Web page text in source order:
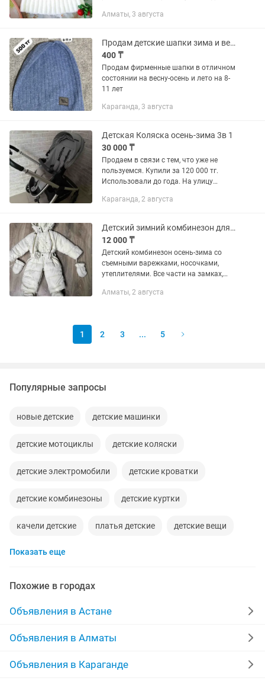
Состояние - идеальное Не ношено
Алматы, 3 августа
Продам детские шапки зима и весна-осень
400 ₸
Продам фирменные шапки в отличном
состоянии на весну-осень и лето на 8-
11 лет
Караганда, 3 августа
Детская Коляска осень-зима 3в 1
30 000 ₸
Продаем в связи с тем, что уже не
пользуемся. Купили за 120 000 тг.
Использовали до года. На улицу
коляски супер. В комплекте имеются
Караганда, 2 августа
Детский зимний комбинезон для девочки
12 000 ₸
Детский комбинезон осень-зима со
съемными варежками, носочками,
утеплителями. Все части на замках,
Алматы, 2 августа
1 2 3 ... 5
Популярные запросы
новые детские детские машинки
детские мотоциклы детские коляски
детские электромобили детские кроватки
детские комбинезоны детские куртки
качели детские платья детские детские вещи
ходунки детские
ролики детские детские сапоги
кроссовки детские детские шезлонги
детские гарнитуры детские зимние куртки
Показать еще
Похожие в городах
Объявления в Астане
Объявления в Алматы
Объявления в Караганде